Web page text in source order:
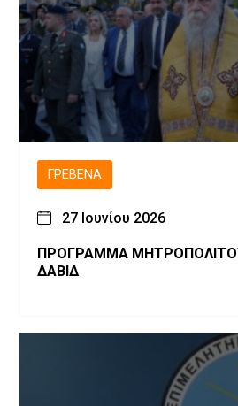
ΓΡΕΒΕΝΆ
27 Ιουνίου 2026
ΠΡΟΓΡΑΜΜΑ
ΔΑΒΙΔ